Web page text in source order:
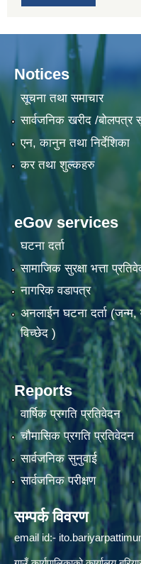
Notices
सूचना तथा समाचार
सार्वजनिक खरीद /बोलपत्र
एन, कानुन तथा निर्देशिका
कर तथा शुल्कहरु
eGov services
घटना दर्ता
सामाजिक सुरक्षा भत्ता
नागरिक वडापत्र
अनलाईन घटना दर्ता (जन्म,
विच्छेद )
Reports
वार्षिक प्रगति प्रतिवेदन
चौमासिक प्रगति प्रतिवेदन
सार्वजनिक सुनुवाई
सार्वजनिक परीक्षण
सम्पर्क विवरण
email id:-